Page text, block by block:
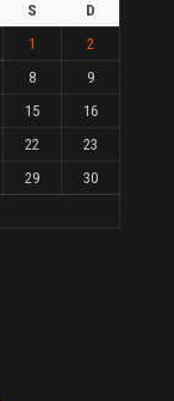
S
D
1
2
8
9
15
16
22
23
29
30